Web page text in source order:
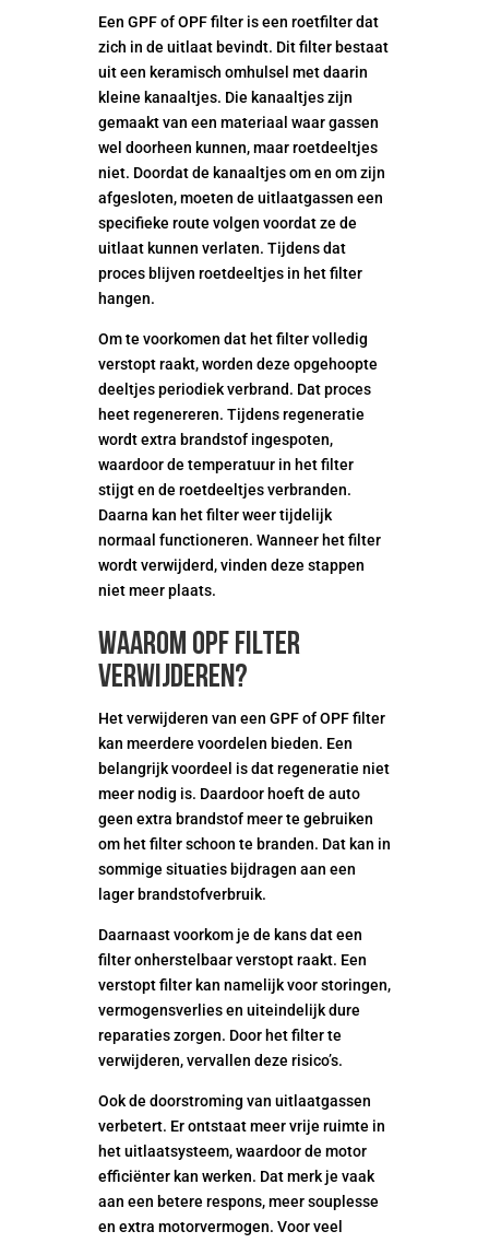
Een GPF of OPF filter is een roetfilter dat
zich in de uitlaat bevindt. Dit filter bestaat
uit een keramisch omhulsel met daarin
kleine kanaaltjes. Die kanaaltjes zijn
gemaakt van een materiaal waar gassen
wel doorheen kunnen, maar roetdeeltjes
niet. Doordat de kanaaltjes om en om zijn
afgesloten, moeten de uitlaatgassen een
specifieke route volgen voordat ze de
uitlaat kunnen verlaten. Tijdens dat
proces blijven roetdeeltjes in het filter
hangen.
Om te voorkomen dat het filter volledig
verstopt raakt, worden deze opgehoopte
deeltjes periodiek verbrand. Dat proces
heet regenereren. Tijdens regeneratie
wordt extra brandstof ingespoten,
waardoor de temperatuur in het filter
stijgt en de roetdeeltjes verbranden.
Daarna kan het filter weer tijdelijk
normaal functioneren. Wanneer het filter
wordt verwijderd, vinden deze stappen
niet meer plaats.
Waarom OPF Filter
verwijderen?
Het verwijderen van een GPF of OPF filter
kan meerdere voordelen bieden. Een
belangrijk voordeel is dat regeneratie niet
meer nodig is. Daardoor hoeft de auto
geen extra brandstof meer te gebruiken
om het filter schoon te branden. Dat kan in
sommige situaties bijdragen aan een
lager brandstofverbruik.
Daarnaast voorkom je de kans dat een
filter onherstelbaar verstopt raakt. Een
verstopt filter kan namelijk voor storingen,
vermogensverlies en uiteindelijk dure
reparaties zorgen. Door het filter te
verwijderen, vervallen deze risico’s.
Ook de doorstroming van uitlaatgassen
verbetert. Er ontstaat meer vrije ruimte in
het uitlaatsysteem, waardoor de motor
efficiënter kan werken. Dat merk je vaak
aan een betere respons, meer souplesse
en extra motorvermogen. Voor veel